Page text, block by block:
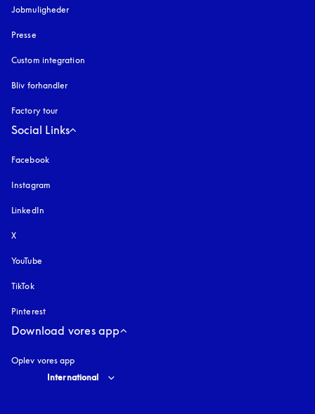
Jobmuligheder
Presse
Custom integration
Bliv forhandler
Factory tour
Social Links
Facebook
Instagram
LinkedIn
X
YouTube
TikTok
Pinterest
Download vores app
Oplev vores app
Select country and language
International